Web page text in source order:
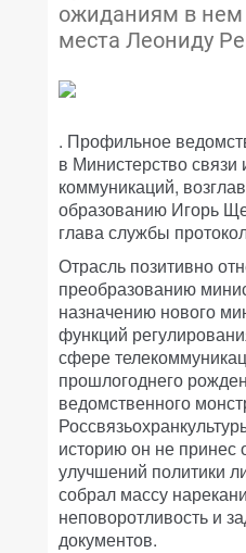
ожиданиям в
места Леониду
. Профильное
в Министерство
коммуникаций,
образованию Игорь
глава службы
Отрасль позитивно
преобразованию
назначению нового
функций
сфере
прошлогоднего
ведомственного
историю он не
улучшений политики
собрал массу
неповоротливость и
документов.